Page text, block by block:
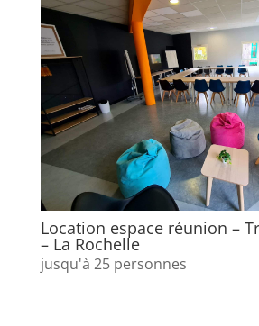
Location espace réunion –
– La Rochelle
jusqu'à 25 personnes